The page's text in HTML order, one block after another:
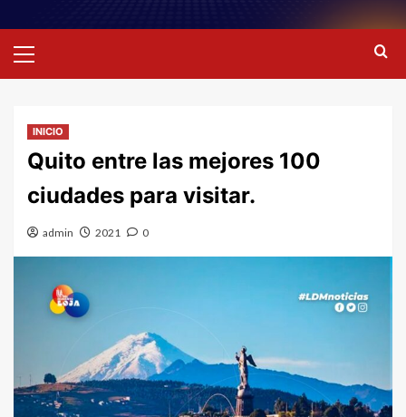
primario
INICIO
Quito entre las mejores 100
ciudades para visitar.
admin 2021 0